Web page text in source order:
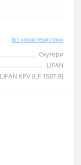
Всі характеристики
Скутери
LIFAN
KPV (LF 150T-8)